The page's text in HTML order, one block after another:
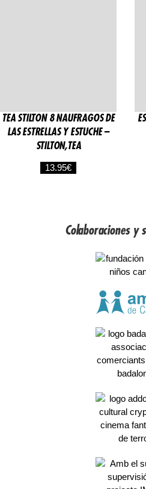
TEA STILTON 8 NAUFRAGOS DE
LAS ESTRELLAS Y ESTUCHE –
STILTON,TEA
13.95€
Colaboraciones y